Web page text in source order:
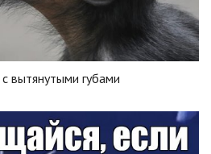
вытянутыми губами